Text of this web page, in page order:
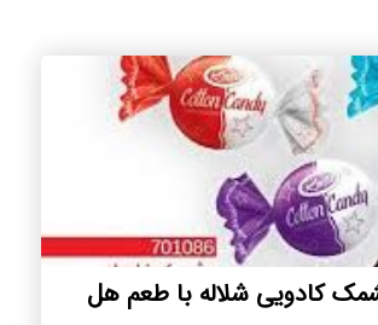
کادویی شلاله با طعم هل